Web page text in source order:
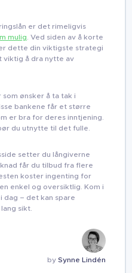
er det rimeligvis
mulig . Ved siden av å korte
dette din viktigste strategi
viktig å dra nytte av
ønsker å ta tak i
bankene får et større
er bra for deres inntjening.
du utnytte til det fulle.
setter du långiverne
får du tilbud fra flere
koster ingenting for
enkel og oversiktlig. Kom i
dag – det kan spare
sikt.
by Synne Lindén